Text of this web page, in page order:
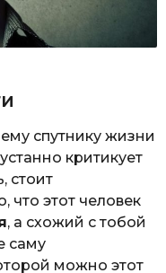
спутнику жизни
критикует
стоит
что этот человек
, а схожий с тобой
саму
можно этот